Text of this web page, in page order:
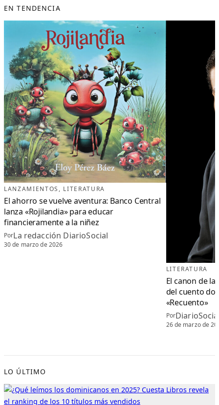
EN TENDENCIA
LANZAMIENTOS , LITERATURA
El ahorro se vuelve aventura: Banco Central
lanza «Rojilandia» para educar
financieramente a la niñez
PorLa redacción DiarioSocial
30 de marzo de 2026
LITERATURA
El canon de
del cuento
«Recuento»
Por
26 de marzo de
LO ÚLTIMO